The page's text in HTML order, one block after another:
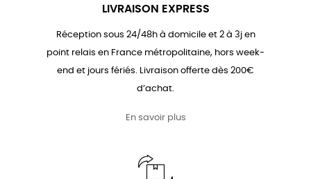
LIVRAISON EXPRESS
Réception sous 24/48h à domicile et 2 à 3j en
point relais en France métropolitaine, hors week-
end et jours fériés. Livraison offerte dès 200€
d’achat.
En savoir plus